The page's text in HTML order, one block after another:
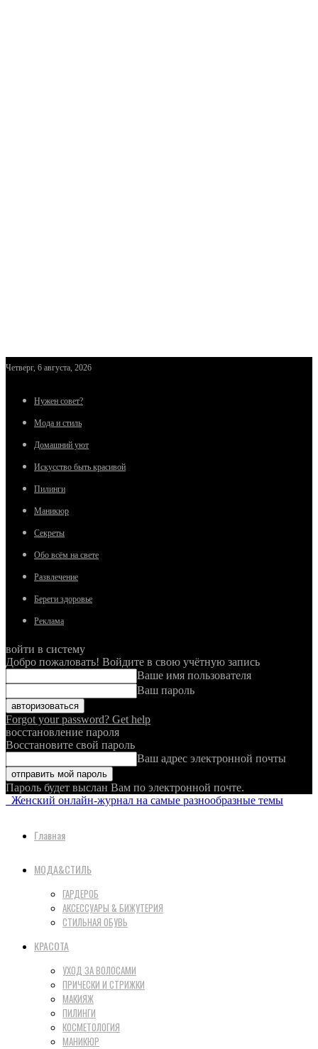
Четверг, 6 августа, 2026
Нужен совет?
Мода и стиль
Домашний уют
Искусство быть красивой
Пилинги
Маникюр
Секреты
Обо всём на свете
Развлечение
Береги здоровье
Реклама
войти в систему
Добро пожаловать! Войдите в свою учётную запись
Ваше имя пользователя
Ваш пароль
Forgot your password? Get help
восстановление пароля
Восстановите свой пароль
Ваш адрес электронной почты
Пароль будет выслан Вам по электронной почте.
Женский онлайн-журнал на самые разнообразные темы
Главная
МОДА&СТИЛЬ
ГАРДЕРОБ
АКСЕССУАРЫ & БИЖУТЕРИЯ
СТИЛЬНАЯ ОБУВЬ
КРАСОТА
УХОД ЗА ВОЛОСАМИ
ПРИЧЕСКИ И СТРИЖКИ
МАКИЯЖ
ПИЛИНГИ
КОСМЕТОЛОГИЯ
МАНИКЮР